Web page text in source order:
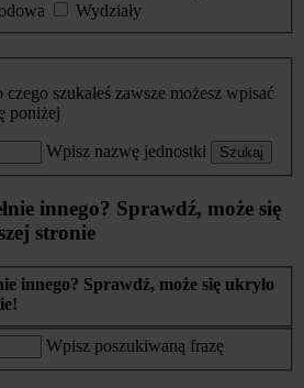
Wydziały
czego szukałeś zawsze możesz wpisać
poniżej
Wpisz nazwę jednostki Szukaj
innego? Sprawdź, może się
stronie
innego? Sprawdź, może się ukryło
Wpisz poszukiwaną frazę